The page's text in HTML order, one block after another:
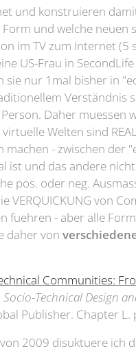
und konstruieren
und welche neuen
im TV zum Internet (5
US-Frau in
sie nur 1mal bisher in
Verständnis
Daher muessen
Welten sind
- zwischen der
ist und das andere
pos. oder neg.
VERQUICKUNG von
fuehren - aber alle
daher von
Communities:
Technical Design
Publisher. Chapter
2009 disuktuere